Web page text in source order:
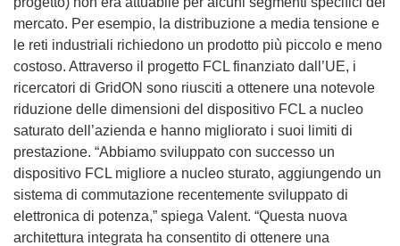
mercato. Per esempio, la distribuzione a media tensione e
le reti industriali richiedono un prodotto più piccolo e meno
costoso. Attraverso il progetto FCL finanziato dall’UE, i
ricercatori di GridON sono riusciti a ottenere una notevole
riduzione delle dimensioni del dispositivo FCL a nucleo
saturato dell’azienda e hanno migliorato i suoi limiti di
prestazione. “Abbiamo sviluppato con successo un
dispositivo FCL migliore a nucleo sturato, aggiungendo un
sistema di commutazione recentemente sviluppato di
elettronica di potenza,” spiega Valent. “Questa nuova
architettura integrata ha consentito di ottenere una